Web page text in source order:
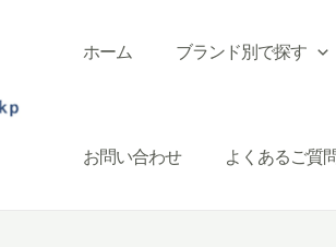
ホーム ブランド別で探す
お問い合わせ よくあるご質